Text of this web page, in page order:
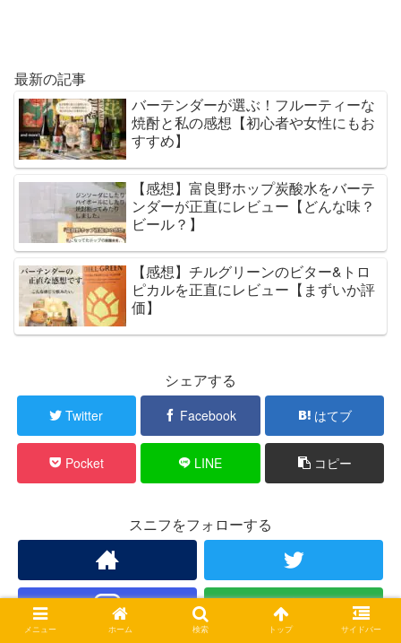
最新の記事
バーテンダーが選ぶ！フルーティーな
焼酎と私の感想【初心者や女性にもお
すすめ】
【感想】富良野ホップ炭酸水をバーテ
ンダーが正直にレビュー【どんな味？
ビール？】
【感想】チルグリーンのビター&トロ
ピカルを正直にレビュー【まずいか評
価】
シェアする
Twitter Facebook はてブ
Pocket LINE コピー
スニフをフォローする
メニュー ホーム 検索 トップ サイドバー